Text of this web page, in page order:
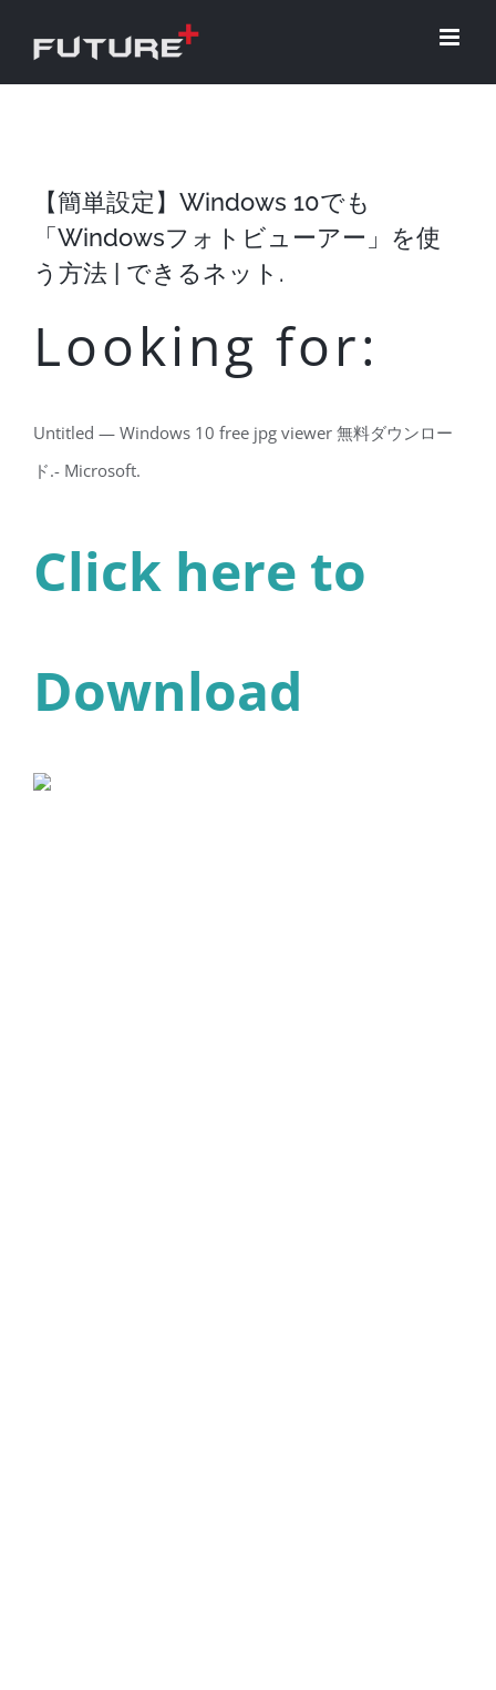
【簡単設定】Windows 10でも
「Windowsフォトビューアー」を使
う方法 | できるネット.
Looking for:
Untitled — Windows 10 free jpg viewer 無料ダウンロー
ド.- Microsoft.
Click here to
Download